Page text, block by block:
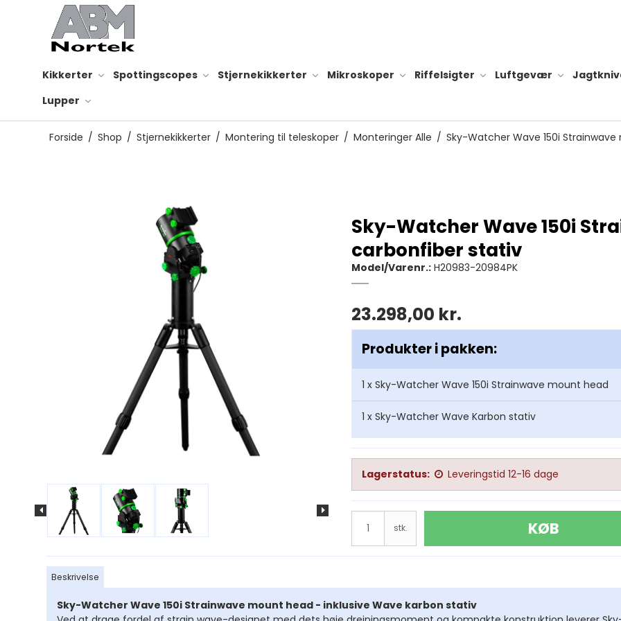
Kikkerter Spottingscopes Stjernekikkerter
Dobson Classic
teleskoper
Dobson Flextube
teleskoper
Dobson Starsense
Okularer til
stjernekikkert
Astronomiske Filtre
Barlow Linser
Motor til teleskoper
Søgere
Monteringer Alle
Mikroskoper Riffelsigter Luftgevær
Hylster til
Lupper
Forside / Shop / Stjernekikkerter / Montering til teleskoper / Monteringer Alle / Sky-Watcher Wave 150i
Sky-Watcher Wave 150i
carbonfiber stativ
Model/Varenr.: H20983-20984PK
23.298,00 kr.
Produkter i pakken:
1 x Sky-Watcher Wave 150i Strainwave mount head
1 x Sky-Watcher Wave Karbon stativ
Lagerstatus: Leveringstid 12-16 dage
stk. KØB
Beskrivelse
Sky-Watcher Wave 150i Strainwave mount head - inklusive Wave karbon stativ